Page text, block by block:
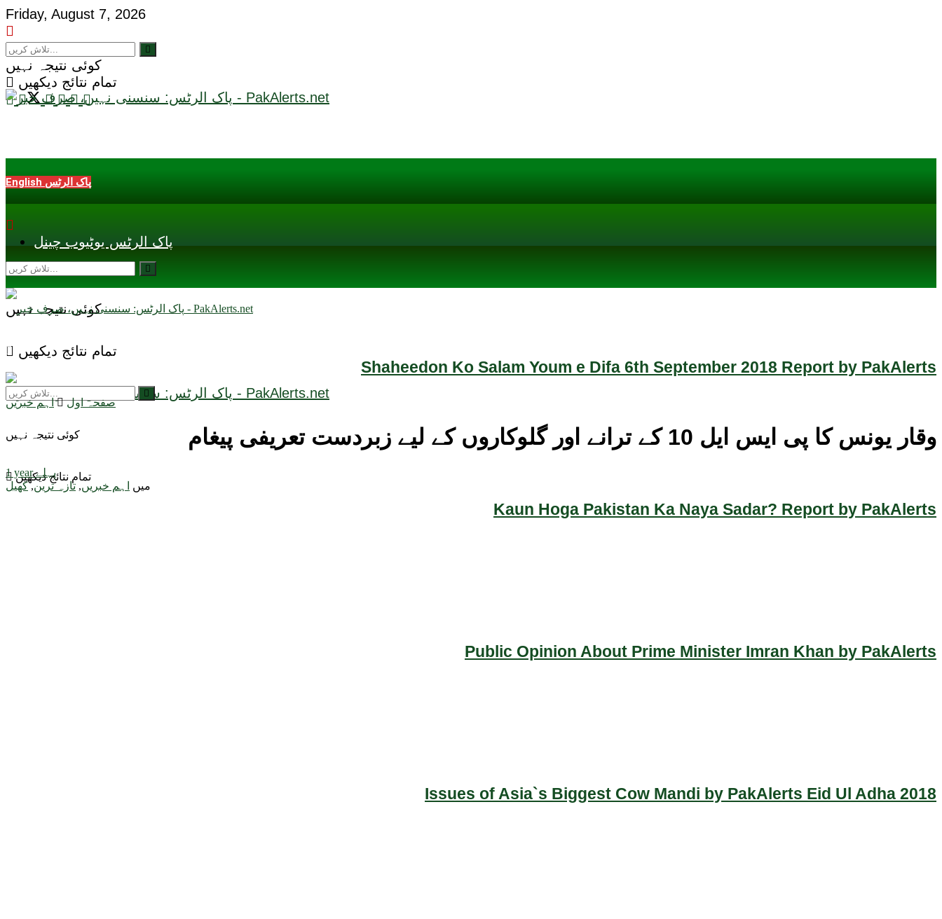
Friday, August 7, 2026
کوئی نتیجہ نہیں
تمام نتائج دیکھیں
English پاک الرٹس
پاک الرٹس یوٹیوب چینل
Shaheedon Ko Salam Youm e Difa 6th September 2018 Report by PakAlerts
Kaun Hoga Pakistan Ka Naya Sadar? Report by PakAlerts
Public Opinion About Prime Minister Imran Khan by PakAlerts
Issues of Asia`s Biggest Cow Mandi by PakAlerts Eid Ul Adha 2018
کوئی نتیجہ نہیں
تمام نتائج دیکھیں
کوئی نتیجہ نہیں
تمام نتائج دیکھیں
صفحہ اول اہم خبریں
وقار یونس کا پی ایس ایل 10 کے ترانے اور گلوکاروں کے لیے زبردست تعریفی پیغام
1 year پہلے
میں
اہم خبریں, تازہ ترین,کھیل